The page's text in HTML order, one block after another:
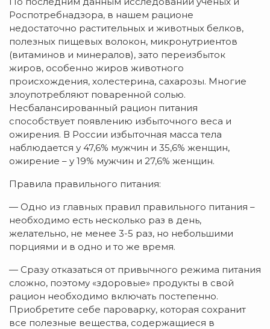
Роспотребнадзора, в нашем рационе
недостаточно растительных и животных белков,
полезных пищевых волокон, микронутриентов
(витаминов и минералов), зато переизбыток
жиров, особенно жиров животного
происхождения, холестерина, сахарозы. Многие
злоупотребляют поваренной солью.
Несбалансированный рацион питания
способствует появлению избыточного веса и
ожирения. В России избыточная масса тела
наблюдается у 47,6% мужчин и 35,6% женщин,
ожирение – у 19% мужчин и 27,6% женщин.
Правила правильного питания:
— Одно из главных правил правильного питания –
необходимо есть несколько раз в день,
желательно, не менее 3-5 раз, но небольшими
порциями и в одно и то же время.
— Сразу отказаться от привычного режима питания
сложно, поэтому «здоровые» продукты в свой
рацион необходимо включать постепенно.
Приобретите себе пароварку, которая сохранит
все полезные вещества, содержащиеся в